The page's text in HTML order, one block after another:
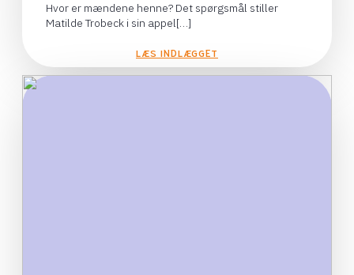
Hvor er mændene henne? Det spørgsmål stiller
Matilde Trobeck i sin appel[…]
LÆS INDLÆGGET